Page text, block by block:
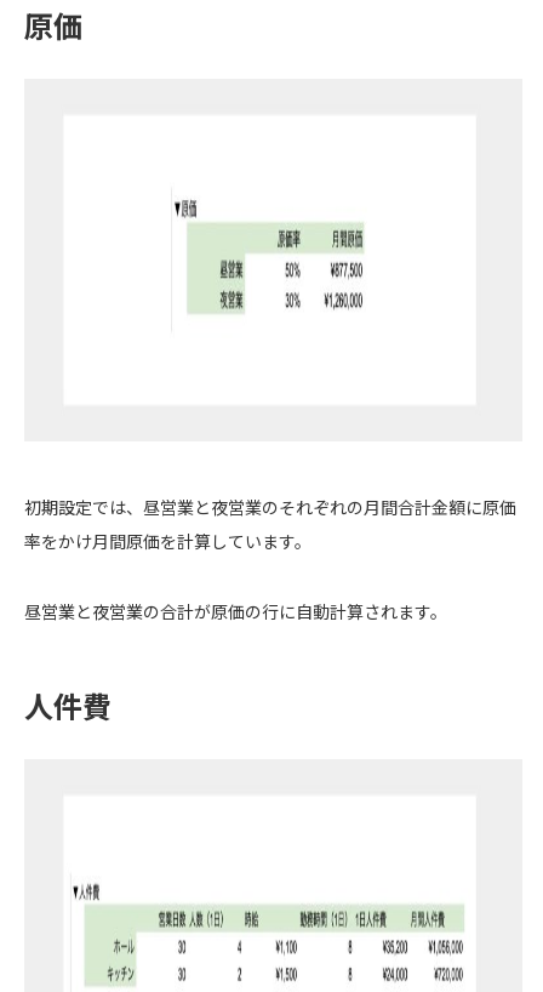
原価
初期設定では、昼営業と夜営業のそれぞれの月間合計金額に原価
率をかけ月間原価を計算しています。
昼営業と夜営業の合計が原価の行に自動計算されます。
人件費